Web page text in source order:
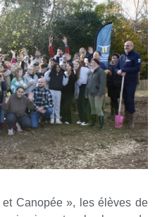
Canopée », les élèves de